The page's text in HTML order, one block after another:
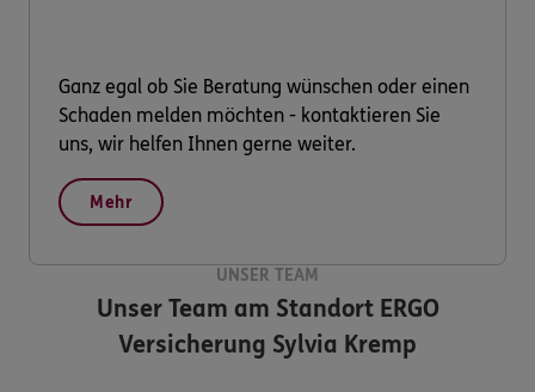
Ganz egal ob Sie Beratung wünschen oder einen
Schaden melden möchten - kontaktieren Sie
uns, wir helfen Ihnen gerne weiter.
Mehr
UNSER TEAM
Unser Team am StandortERGO
Versicherung Sylvia Kremp